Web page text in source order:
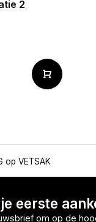
2
op VETSAK
eerste
om op de